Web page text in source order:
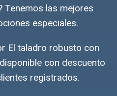
Tenemos las mejores
especiales.
El taladro robusto con
con descuento
registrados.